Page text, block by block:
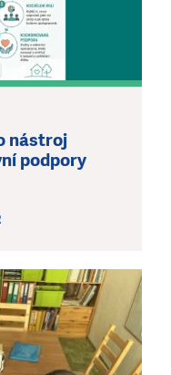
nástroj
podpory